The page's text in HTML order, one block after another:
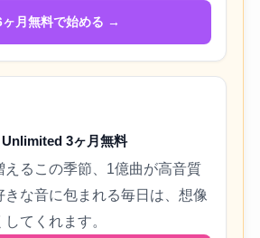
ヶ月無料で始める →
3ヶ月無料
えるこの季節、1億曲が高音質
きな音に包まれる毎日は、想像
てくれます。